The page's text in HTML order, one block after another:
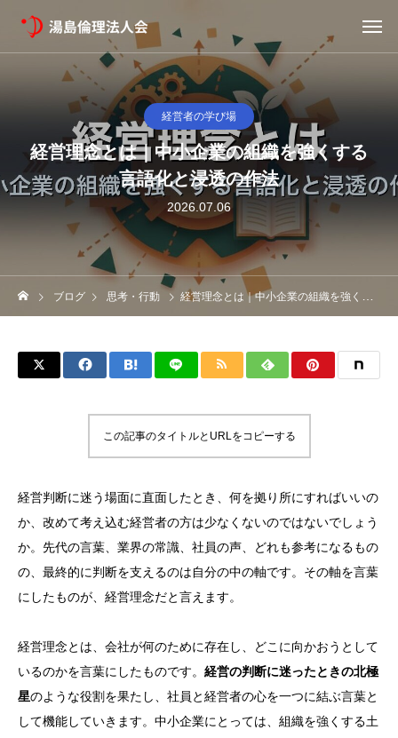
経営者の学び場
経営理念とは｜中小企業の組織を強くする
言語化と浸透の作法
2026.07.06
ブログ 思考・行動 経営理念とは｜中小企業の組織を強くする言語化と浸透の作法
この記事のタイトルとURLをコピーする
経営判断に迷う場面に直面したとき、何を拠り所にすればいいの
か、改めて考え込む経営者の方は少なくないのではないでしょう
か。先代の言葉、業界の常識、社員の声、どれも参考になるもの
の、最終的に判断を支えるのは自分の中の軸です。その軸を言葉
にしたものが、経営理念だと言えます。
経営理念とは、会社が何のために存在し、どこに向かおうとして
いるのかを言葉にしたものです。 経営の判断に迷ったときの北極
星のような役割を果たし、社員と経営者の心を一つに結ぶ言葉と
して機能していきます。中小企業にとっては、組織を強くする土